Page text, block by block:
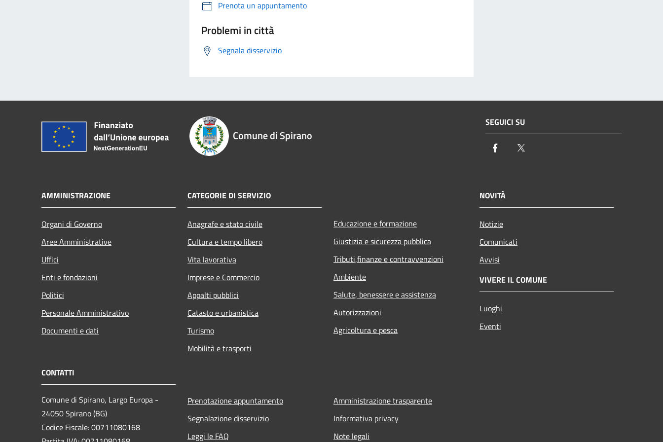
Prenota un appuntamento
Problemi in città
Segnala disservizio
Comune di Spirano
SEGUICI SU
Facebook
AMMINISTRAZIONE
Organi di Governo
Aree Amministrative
Uffici
Enti e fondazioni
Politici
Personale Amministrativo
Documenti e dati
CATEGORIE DI SERVIZIO
Anagrafe e stato civile
Cultura e tempo libero
Vita lavorativa
Imprese e Commercio
Appalti pubblici
Catasto e urbanistica
Turismo
Mobilità e trasporti
Educazione e formazione
Giustizia e sicurezza pubblica
Tributi,finanze e contravvenzioni
Ambiente
Salute, benessere e assistenza
Autorizzazioni
Agricoltura e pesca
NOVITÀ
Notizie
Comunicati
Avvisi
VIVERE IL COMUNE
Luoghi
Eventi
CONTATTI
Comune di Spirano, Largo Europa -
24050 Spirano (BG)
Codice Fiscale: 00711080168
Prenotazione appuntamento
Segnalazione disservizio
Leggi le FAQ
Amministrazione trasparente
Informativa privacy
Note legali